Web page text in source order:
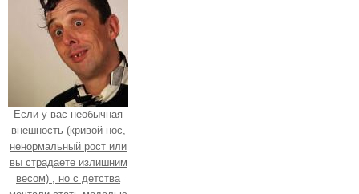
Если у вас необычная
внешность (кривой нос,
ненормальный рост или
вы страдаете излишним
весом) , но с детства